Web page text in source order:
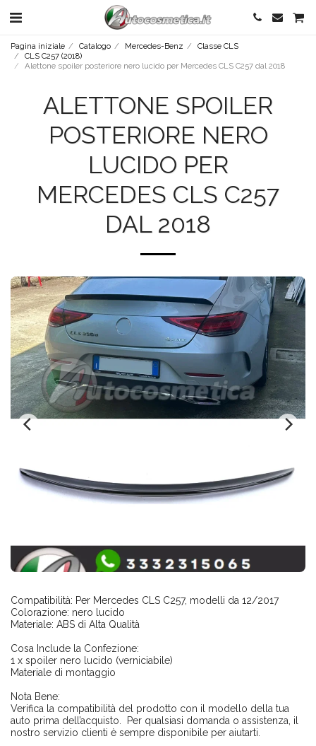
Pagina iniziale Catalogo Mercedes-Benz
Classe CLS
CLS C257 (2018)
Alettone spoiler posteriore nero lucido per Mercedes CLS C257 dal 2018
ALETTONE SPOILER
POSTERIORE NERO
LUCIDO PER
MERCEDES CLS C257
DAL 2018
Compatibilità: Per Mercedes CLS C257, modelli da 12/2017
Colorazione: nero lucido
Materiale: ABS di Alta Qualità
Cosa Include la Confezione:
1 x spoiler nero lucido (verniciabile)
Materiale di montaggio
Nota Bene:
Verifica la compatibilità del prodotto con il modello della tua
auto prima dell’acquisto. Per qualsiasi domanda o assistenza, il
nostro servizio clienti è sempre disponibile per aiutarti.